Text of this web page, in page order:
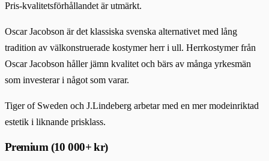
Pris-kvalitetsförhållandet är utmärkt.
Oscar Jacobson är det klassiska svenska alternativet med lång
tradition av välkonstruerade kostymer herr i ull. Herrkostymer från
Oscar Jacobson håller jämn kvalitet och bärs av många yrkesmän
som investerar i något som varar.
Tiger of Sweden och J.Lindeberg arbetar med en mer modeinriktad
estetik i liknande prisklass.
Premium (10 000+ kr)